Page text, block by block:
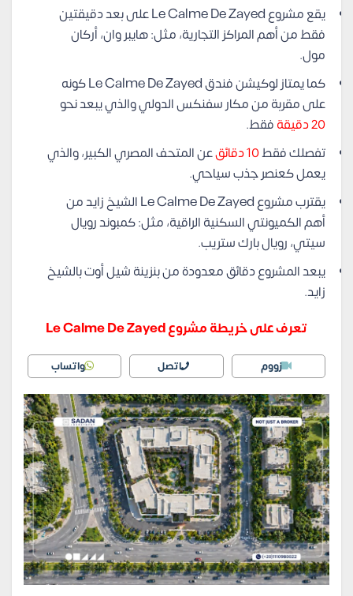
يقع مشروع Le Calme De Zayed على بعد دقيقتين
فقط من أهم المراكز التجارية، مثل: هايبر وان، أركان
مول.
كما يمتاز لوكيشن فندق Le Calme De Zayed كونه
على مقربة من مكار سفنكس الدولي والذي يبعد نحو
20 دقيقة
فقط.
تفصلك فقط10 دقائق
عن المتحف المصري الكبير، والذي
يعمل كعنصر جذب سياحي.
يقترب مشروع Le Calme De Zayed الشيخ زايد من
أهم الكميونتي السكنية الراقية، مثل: كمبوند رويال
سيتي، رويال بارك ستريب.
يبعد المشروع دقائق معدودة من بنزينة شيل أوت بالشيخ
زايد.
تعرف على خريطة مشروع Le Calme De Zayed
زووم اتصل واتساب